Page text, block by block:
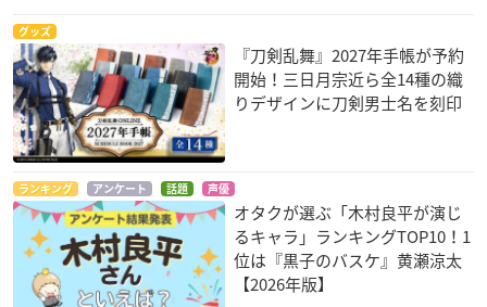
グッズ
『刀剣乱舞』2027年手帳が予約
開始！三日月宗近ら全14種の織
りデザインに刀剣男士名を刻印
ランキング アンケート 話題 声優
オタクが選ぶ「木村良平が演じ
るキャラ」ランキングTOP10！1
位は『黒子のバスケ』黄瀬涼太
【2026年版】